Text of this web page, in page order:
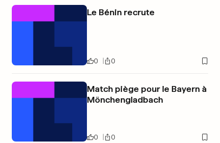
Le Bénin recrute
0 0
Match piège pour le Bayern à
Mönchengladbach
0 0